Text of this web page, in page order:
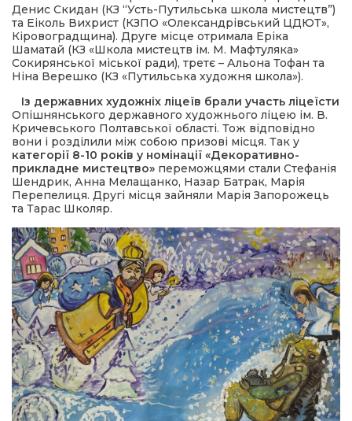
Денис Скидан (КЗ “Усть-Путильська школа мистецтв”)
та Еіколь Вихрист (КЗПО «Олександрівський ЦДЮТ»,
Кіровоградщина). Друге місце отримала Еріка
Шаматай (КЗ «Школа мистецтв ім. М. Мафтуляка»
Сокирянської міської ради), третє – Альона Тофан та
Ніна Верешко (КЗ «Путильська художня школа»).
Із державних художніх ліцеїв брали участь ліцеїсти
Опішнянського державного художнього ліцею ім. В.
Кричевського Полтавської області. Тож відповідно
вони і розділили між собою призові місця. Так у
категорії 8-10 років у номінації «Декоративно-
прикладне мистецтво» переможцями стали Стефанія
Шендрик, Анна Мелащанко, Назар Батрак, Марія
Перепелиця. Другі місця зайняли Марія Запорожець
та Тарас Школяр.